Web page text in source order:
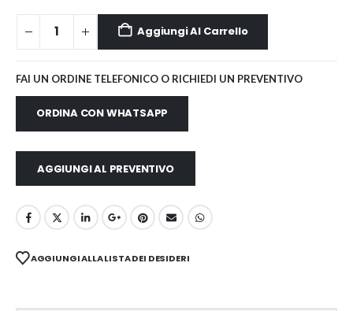
Aggiungi Al Carrello
FAI UN ORDINE TELEFONICO O RICHIEDI UN PREVENTIVO
ORDINA CON WHATSAPP
AGGIUNGI AL PREVENTIVO
AGGIUNGI ALLA LISTA DEI DESIDERI